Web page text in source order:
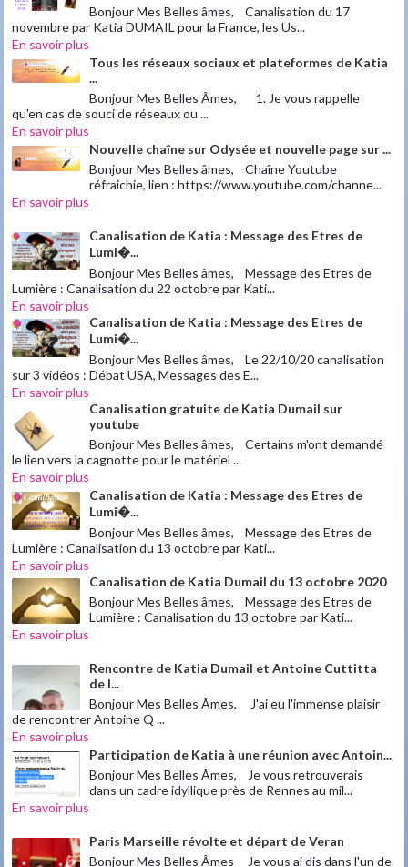
Bonjour Mes Belles âmes, Canalisation du 17
novembre par Katia DUMAIL pour la France, les Us...
En savoir plus
Tous les réseaux sociaux et plateformes de Katia
...
Bonjour Mes Belles Âmes, 1. Je vous rappelle
qu'en cas de souci de réseaux ou ...
En savoir plus
Nouvelle chaîne sur Odysée et nouvelle page sur ...
Bonjour Mes Belles âmes, Chaîne Youtube
réfraichie, lien : https://www.youtube.com/channe...
En savoir plus
Canalisation de Katia : Message des Etres de
Lumi�...
Bonjour Mes Belles âmes, Message des Etres de
Lumière : Canalisation du 22 octobre par Kati...
En savoir plus
Canalisation de Katia : Message des Etres de
Lumi�...
Bonjour Mes Belles âmes, Le 22/10/20 canalisation
sur 3 vidéos : Débat USA, Messages des E...
En savoir plus
Canalisation gratuite de Katia Dumail sur
youtube
Bonjour Mes Belles âmes, Certains m'ont demandé
le lien vers la cagnotte pour le matériel ...
En savoir plus
Canalisation de Katia : Message des Etres de
Lumi�...
Bonjour Mes Belles âmes, Message des Etres de
Lumière : Canalisation du 13 octobre par Kati...
En savoir plus
Canalisation de Katia Dumail du 13 octobre 2020
Bonjour Mes Belles âmes, Message des Etres de
Lumière : Canalisation du 13 octobre par Kati...
En savoir plus
Rencontre de Katia Dumail et Antoine Cuttitta
de l...
Bonjour Mes Belles Âmes, J'ai eu l'immense plaisir
de rencontrer Antoine Q ...
En savoir plus
Participation de Katia à une réunion avec Antoin...
Bonjour Mes Belles Âmes, Je vous retrouverais
dans un cadre idyllique près de Rennes au mil...
En savoir plus
Paris Marseille révolte et départ de Veran
Bonjour Mes Belles Âmes Je vous ai dis dans l'un de